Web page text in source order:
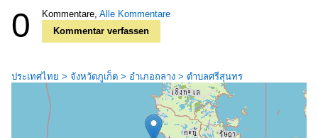
0 Kommentare, Alle Kommentare
Kommentar verfassen
ประเทศไทย > จังหวัดภูเก็ต > อำเภอถลาง > ตำบลศรีสุนทร